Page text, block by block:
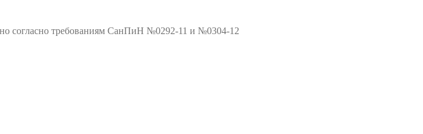
согласно требованиям СанПиН №0292-11 и №0304-12